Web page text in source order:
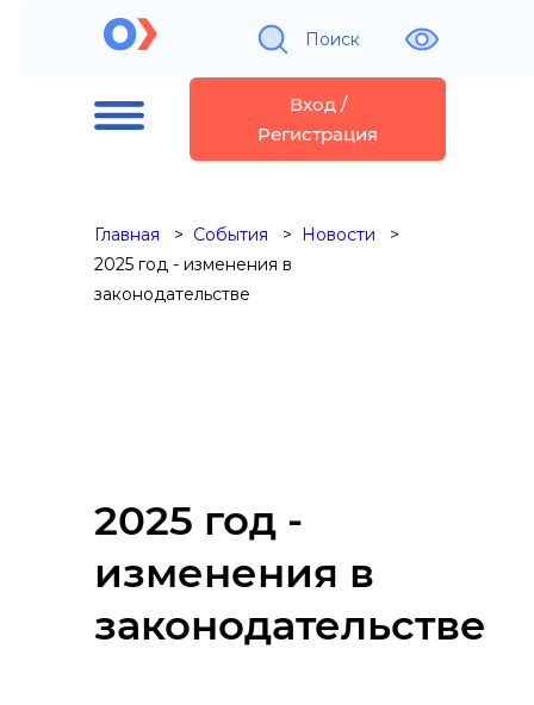
Поиск
Вход /
Регистрация
Главная События
Новости
2025 год - изменения в
законодательстве
2025 год -
изменения в
законодательстве